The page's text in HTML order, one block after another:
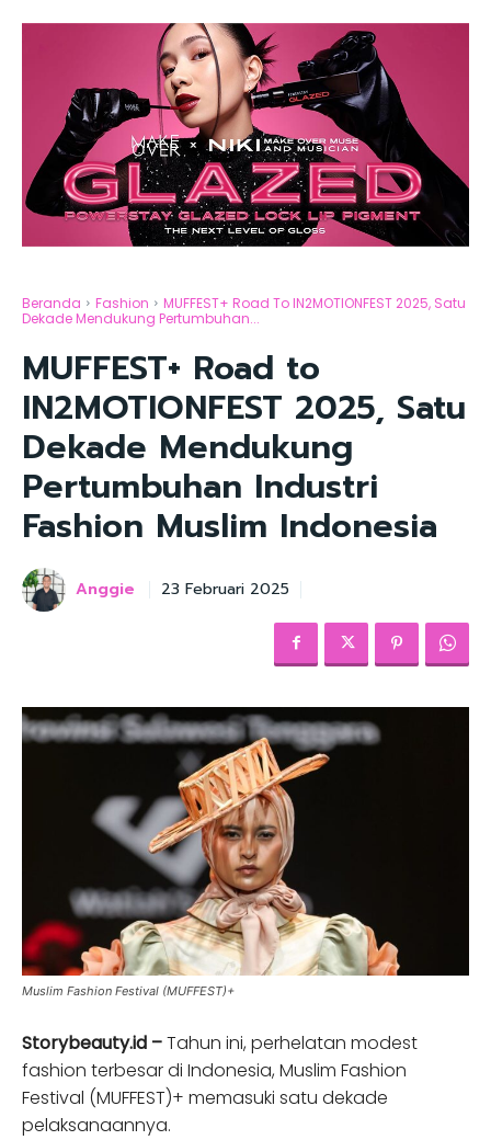
Beranda Fashion
MUFFEST+ Road To IN2MOTIONFEST 2025, Satu
Dekade Mendukung Pertumbuhan...
MUFFEST+ Road to
IN2MOTIONFEST 2025, Satu
Dekade Mendukung
Pertumbuhan Industri
Fashion Muslim Indonesia
Anggie 23 Februari 2025
Muslim Fashion Festival (MUFFEST)+
Storybeauty.id –Tahun ini, perhelatan modest
fashion terbesar di Indonesia, Muslim Fashion
Festival (MUFFEST)+ memasuki satu dekade
pelaksanaannya.